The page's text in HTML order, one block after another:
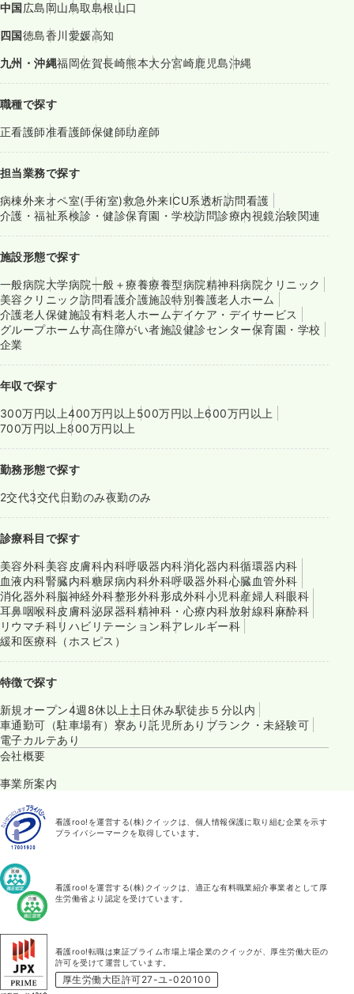
中国広島岡山鳥取島根山口
四国徳島香川愛媛高知
九州・沖縄福岡佐賀長崎熊本大分宮崎鹿児島沖縄
職種で探す
正看護師准看護師保健師助産師
担当業務で探す
病棟外来オペ室(手術室)救急外来ICU系透析訪問看護
介護・福祉系検診・健診保育園・学校訪問診療内視鏡治験関連
施設形態で探す
一般病院大学病院一般＋療養療養型病院精神科病院クリニック
美容クリニック訪問看護介護施設特別養護老人ホーム
介護老人保健施設有料老人ホームデイケア・デイサービス
グループホームサ高住障がい者施設健診センター保育園・学校
企業
年収で探す
300万円以上400万円以上 500万円以上600万円以上
700万円以上800万円以上
勤務形態で探す
2交代3交代日勤のみ夜勤のみ
診療科目で探す
美容外科美容皮膚科内科呼吸器内科消化器内科循環器内科
血液内科腎臓内科糖尿病内科外科呼吸器外科心臓血管外科
消化器外科脳神経外科整形外科形成外科小児科産婦人科眼科
耳鼻咽喉科皮膚科泌尿器科精神科・心療内科放射線科麻酔科
リウマチ科リハビリテーション科アレルギー科
緩和医療科（ホスピス）
特徴で探す
新規オープン4週8休以上 土日休み駅徒歩５分以内
車通勤可（駐車場有） 寮あり託児所あり ブランク・未経験可
電子カルテあり
会社概要
事業所案内
看護roo!を運営する(株)クイックは、個人情報保護に取り組む企業を示す
プライバシーマークを取得しています。
看護roo!を運営する(株)クイックは、適正な有料職業紹介事業者として厚
生労働省より認定を受けています。
看護roo!転職は東証プライム市場上場企業のクイックが、厚生労働大臣の
許可を受けて運営しています。
厚生労働大臣許可27-ユ-020100